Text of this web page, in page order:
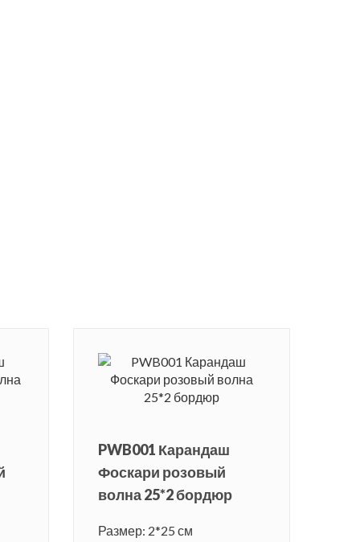
PWB001 Карандаш
Фоскари розовый
волна 25*2 бордюр
Размер: 2*25 см